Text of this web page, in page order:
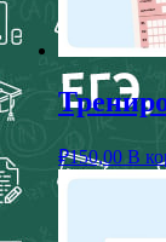
₽150,00 В